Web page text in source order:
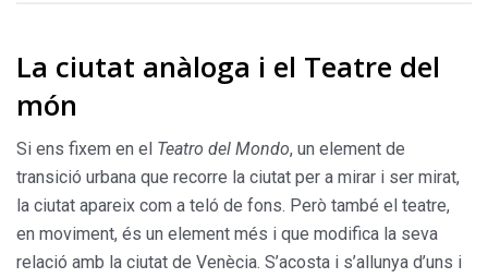
La ciutat anàloga i el Teatre del
món
Si ens fixem en el Teatro del Mondo, un element de
transició urbana que recorre la ciutat per a mirar i ser mirat,
la ciutat apareix com a teló de fons. Però també el teatre,
en moviment, és un element més i que modifica la seva
relació amb la ciutat de Venècia. S’acosta i s’allunya d’uns i